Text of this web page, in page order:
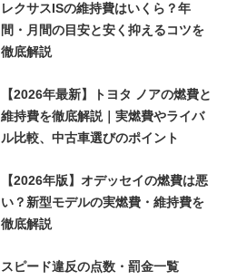
レクサスISの維持費はいくら？年
間・月間の目安と安く抑えるコツを
徹底解説
【2026年最新】トヨタ ノアの燃費と
維持費を徹底解説｜実燃費やライバ
ル比較、中古車選びのポイント
【2026年版】オデッセイの燃費は悪
い？新型モデルの実燃費・維持費を
徹底解説
スピード違反の点数・罰金一覧